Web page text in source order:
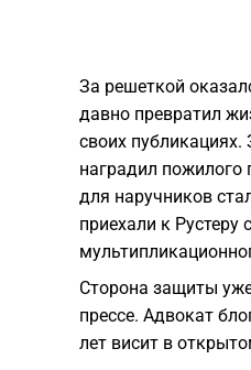
За решеткой
давно превратил
своих
наградил
для наручников
приехали к Рустеру
Сторона защиты
прессе. Адвокат
лет висит в